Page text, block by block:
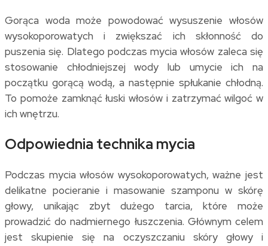
Gorąca woda może powodować wysuszenie włosów
wysokoporowatych i zwiększać ich skłonność do
puszenia się. Dlatego podczas mycia włosów zaleca się
stosowanie chłodniejszej wody lub umycie ich na
początku gorącą wodą, a następnie spłukanie chłodną.
To pomoże zamknąć łuski włosów i zatrzymać wilgoć w
ich wnętrzu.
Odpowiednia technika mycia
Podczas mycia włosów wysokoporowatych, ważne jest
delikatne pocieranie i masowanie szamponu w skórę
głowy, unikając zbyt dużego tarcia, które może
prowadzić do nadmiernego łuszczenia. Głównym celem
jest skupienie się na oczyszczaniu skóry głowy i